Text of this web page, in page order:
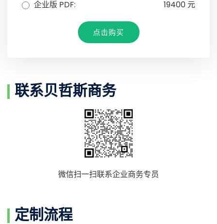
企业版 PDF:
19400 元
点击购买
联系贝哲斯商务
微信扫一扫联系企业商务专员
定制流程